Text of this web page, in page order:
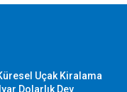
Uçak Kiralama
Dolarlık Dev